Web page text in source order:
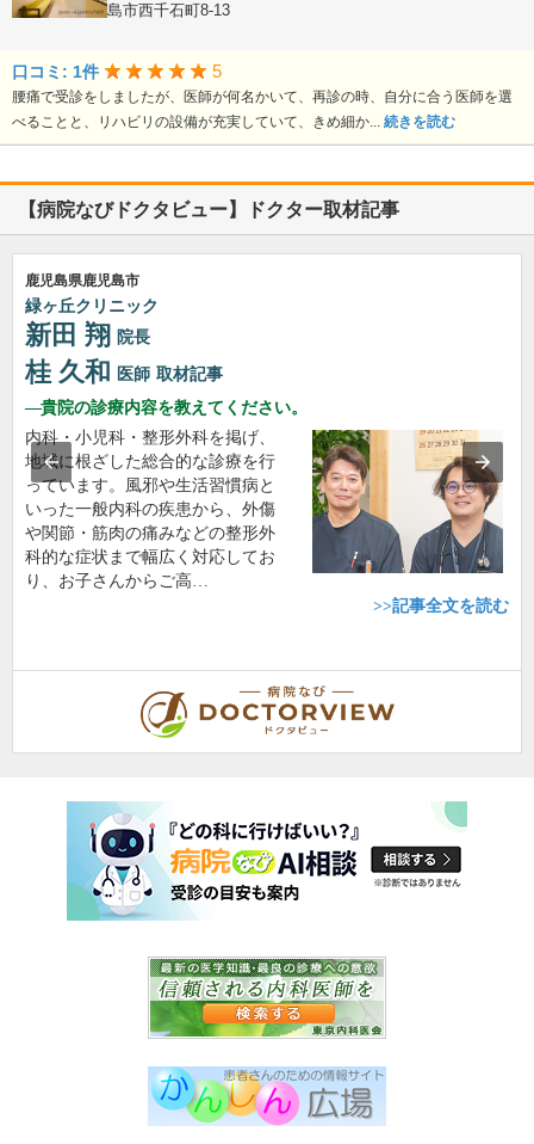
鹿児島県鹿児島市西千石町8-13
口コミ: 1件 5
腰痛で受診をしましたが、医師が何名かいて、再診の時、自分に合う医師を選
べることと、リハビリの設備が充実していて、きめ細か... 続きを読む
【病院なびドクタビュー】ドクター取材記事
鹿児島県鹿児島市
緑ヶ丘クリニック
新田 翔 院長
桂 久和 医師 取材記事
貴院の診療内容を教えてください。
内科・小児科・整形外科を掲げ、
地域に根ざした総合的な診療を行
っています。風邪や生活習慣病と
いった一般内科の疾患から、外傷
や関節・筋肉の痛みなどの整形外
科的な症状まで幅広く対応してお
り、お子さんからご高…
>>記事全文を読む